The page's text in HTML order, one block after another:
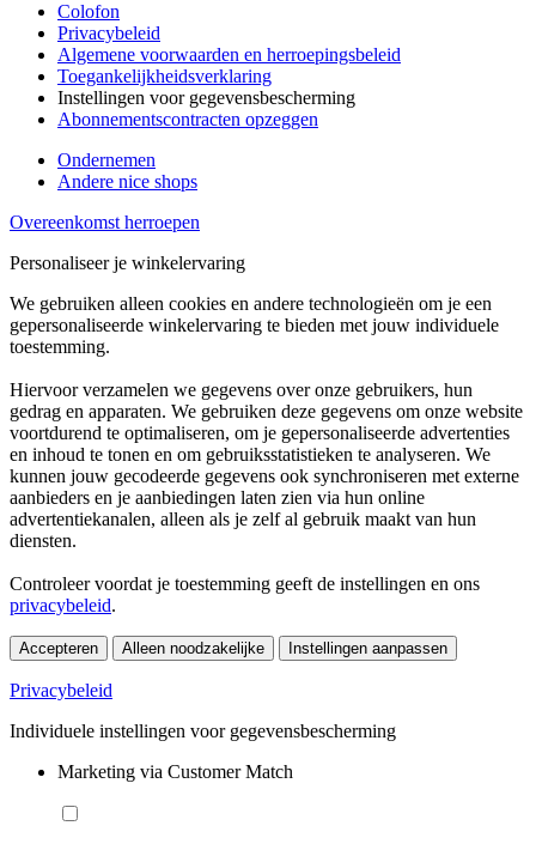
Colofon
Privacybeleid
Algemene voorwaarden en herroepingsbeleid
Toegankelijkheidsverklaring
Instellingen voor gegevensbescherming
Abonnementscontracten opzeggen
Ondernemen
Andere nice shops
Overeenkomst herroepen
Personaliseer je winkelervaring
We gebruiken alleen cookies en andere technologieën om je een
gepersonaliseerde winkelervaring te bieden met jouw individuele
toestemming.
Hiervoor verzamelen we gegevens over onze gebruikers, hun
gedrag en apparaten. We gebruiken deze gegevens om onze website
voortdurend te optimaliseren, om je gepersonaliseerde advertenties
en inhoud te tonen en om gebruiksstatistieken te analyseren. We
kunnen jouw gecodeerde gegevens ook synchroniseren met externe
aanbieders en je aanbiedingen laten zien via hun online
advertentiekanalen, alleen als je zelf al gebruik maakt van hun
diensten.
Controleer voordat je toestemming geeft de instellingen en ons
privacybeleid.
Accepteren Alleen noodzakelijke Instellingen aanpassen
Privacybeleid
Individuele instellingen voor gegevensbescherming
Marketing via Customer Match